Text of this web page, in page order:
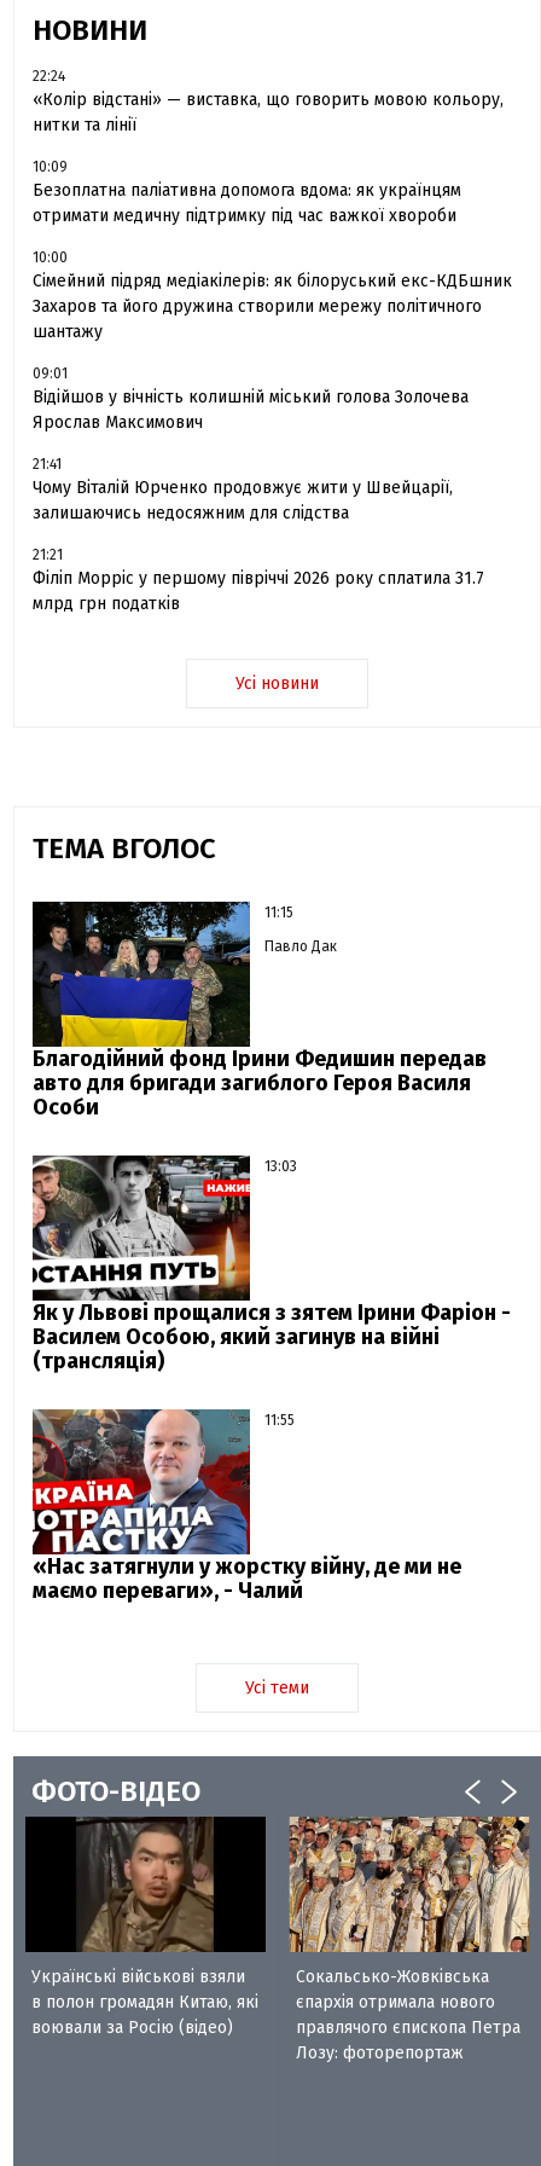
НОВИНИ
22:24
«Колір відстані» — виставка, що говорить мовою кольору,
нитки та лінії
10:09
Безоплатна паліативна допомога вдома: як українцям
отримати медичну підтримку під час важкої хвороби
10:00
Сімейний підряд медіакілерів: як білоруський екс-КДБшник
Захаров та його дружина створили мережу політичного
шантажу
09:01
Відійшов у вічність колишній міський голова Золочева
Ярослав Максимович
21:41
Чому Віталій Юрченко продовжує жити у Швейцарії,
залишаючись недосяжним для слідства
21:21
Філіп Морріс у першому півріччі 2026 року сплатила 31.7
млрд грн податків
Усі новини
ТЕМА ВГОЛОС
11:15
Павло Дак
Благодійний фонд Ірини Федишин передав
авто для бригади загиблого Героя Василя
Особи
13:03
Як у Львові прощалися з зятем Ірини Фаріон -
Василем Особою, який загинув на війні
(трансляція)
11:55
«Нас затягнули у жорстку війну, де ми не
маємо переваги», - Чалий
Усі теми
ФОТО-ВІДЕО
Українські військові взяли
в полон громадян Китаю, які
воювали за Росію (відео)
Сокальсько-Жовківська
єпархія отримала нового
правлячого єпископа Петра
Лозу: фоторепортаж